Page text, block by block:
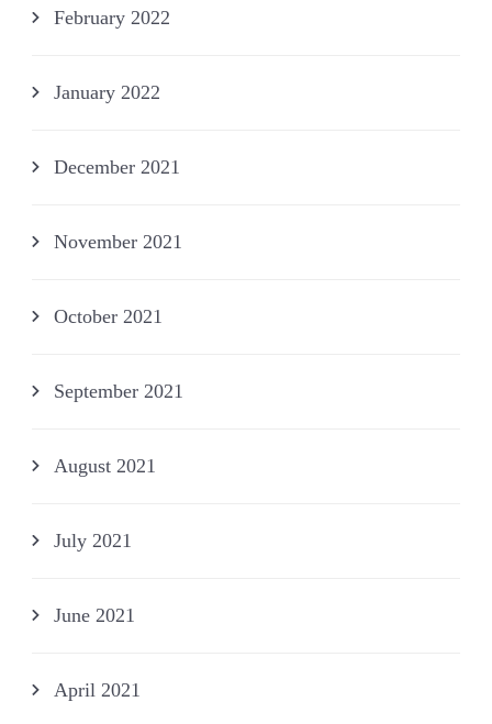
February 2022
January 2022
December 2021
November 2021
October 2021
September 2021
August 2021
July 2021
June 2021
April 2021